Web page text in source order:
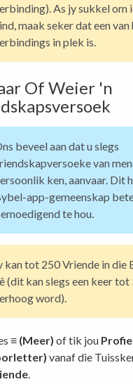
As jy sukkel om
maak seker dat een
in plek is.
Of Weier 'n
beveel aan dat u slegs
van
ken, aanvaar. Dit
app-gemeenskap
te hou.
kan tot 250 Vriende in die
(dit kan slegs een keer tot
word).
≡ (Meer) of tik jou
vanaf die
.